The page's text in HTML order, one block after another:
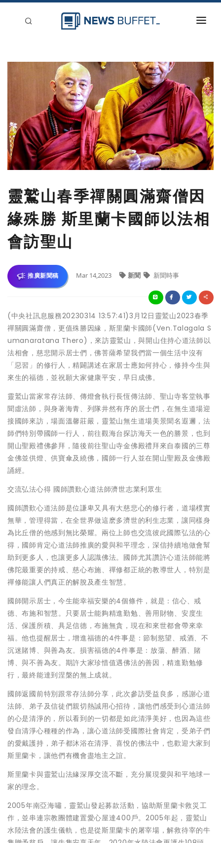
刊登
靈鷲山春季禪關圓滿齋僧因
緣殊勝 斯里蘭卡國師以法相
會訪聖山
推廣新聞稿 Mar 14,2023 新聞 新聞時事
(中央社訊息服務20230314 13:57:41)3月12日靈鷲山2023春季
禪關圓滿齋僧，更值殊勝因緣，斯里蘭卡國師(Ven.Talagala S
umanaratana Thero)，來訪靈鷲山，與開山住持心道法師以
法相會，慈悲開示居士們，佛菩薩希望我們當一個生活中沒有
「惡習」的修行人，精闢講述在家居士應如何持心，修持今生與
來生的福德，並祝願大家健康平安，早日成佛。
靈鷲山當家常存法師、傳燈會執行長恆傳法師、聖山寺客堂執事
聞虛法師，與身著海青、列隊井然有序的居士們，在無生道場迎
接國師來訪，場面溫馨莊嚴，靈鷲山無生道場美景聞名遐邇，法
師們特別帶國師一行人，前往觀海台探訪海天一色的勝景，也到
開山聖殿禮佛參拜，隨後前往聖山寺金佛殿禮拜來自泰國的三尊
金佛並供燈、供寶傘及繞佛，國師一行人並在開山聖殿及金佛殿
誦經。
交流弘法心得 國師讚歎心道法師濟世志業利眾生
國師讚歎心道法師是位謙卑又具有大慈悲心的修行者，道場樸實
無華，管理得當，在全世界做這麽多濟世的利生志業，讓同樣身
為比丘僧的他感到無比榮耀。兩位上師也交流彼此國際弘法的心
得，國師肯定心道法師推廣的愛與和平理念，深信持續地做會幫
助到更多人，也讓更多人認識佛法。國師尤其讚許心道法師能將
佛陀最重要的持戒、慈心布施、禪修都正統的教導世人，特別是
禪修能讓人們真正的解脫及產生智慧。
國師開示居士，今生能幸福安樂的4個條件，就是：信心、戒
德、布施和智慧。只要居士能夠精進勤勉、善用財物、安度生
活、保護所積、具足信德，布施無貪，現在和來世都會帶來幸
福。他也提醒居士，增進福德的4件事是：節制慾望、戒酒、不
沉迷賭博、與善為友。損害福德的4件事是：放蕩、醉酒、賭
博、與不善為友。期許大家珍惜值遇佛法的善因，精進勤勉修
行，最終能達到涅槃的無上成就。
國師返國前特別跟常存法師分享，此次參訪受益良多，感謝心道
法師、弟子及信徒們親切熱誠用心招待，讓他們感受到心道法師
的心是清淨的，所以看到的一切都是如此清淨美好，也因為這些
發自清淨心種種的作為，讓心道法師受國際社會肯定，受弟子們
的愛戴護持，弟子都沐浴在清淨、喜悅的佛法中，也歡迎大家到
斯里蘭卡，讓他們有機會盡地主之誼。
斯里蘭卡與靈鷲山法緣深厚交流不斷，充分展現愛與和平地球一
家的理念。
2005年南亞海嘯，靈鷲山發起募款活動，協助斯里蘭卡救災工
作，並串連宗教團體建置愛心屋達400戶。2005年起，靈鷲山
水陸法會的護生儀軌，也是從斯里蘭卡的屠宰場，解救待宰的牛